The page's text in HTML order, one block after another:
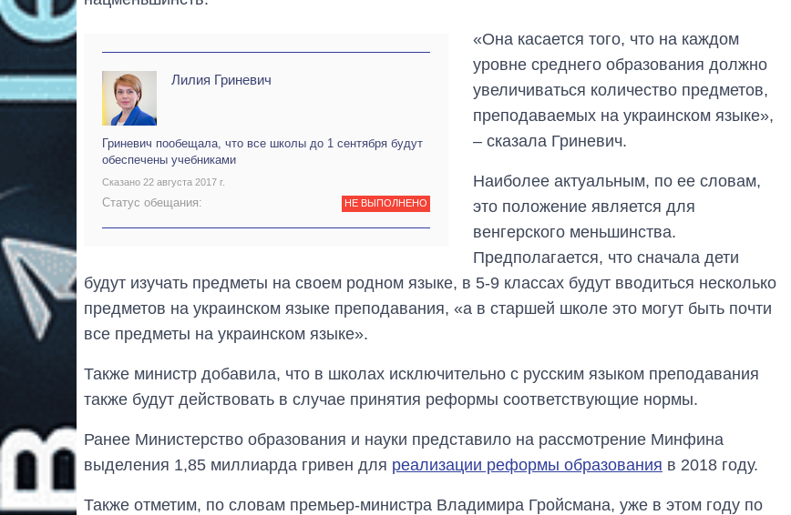
Лилия Гриневич
Гриневич пообещала, что все школы до 1 сентября будут
обеспечены учебниками
Сказано 22 августа 2017 г.
Статус обещания: НЕ ВЫПОЛНЕНО
«Она касается того, что на каждом
уровне среднего образования должно
увеличиваться количество предметов,
преподаваемых на украинском языке»,
– сказала Гриневич.
Наиболее актуальным, по ее словам,
это положение является для
венгерского меньшинства.
Предполагается, что сначала дети
будут изучать предметы на своем родном языке, в 5-9 классах будут вводиться несколько
предметов на украинском языке преподавания, «а в старшей школе это могут быть почти
все предметы на украинском языке».
Также министр добавила, что в школах исключительно с русским языком преподавания
также будут действовать в случае принятия реформы соответствующие нормы.
Ранее Министерство образования и науки представило на рассмотрение Минфина
выделения 1,85 миллиарда гривен для реализации реформы образования в 2018 году.
Также отметим, по словам премьер-министра Владимира Гройсмана, уже в этом году по
последние годы и
что прогнозируют
на 2027-й